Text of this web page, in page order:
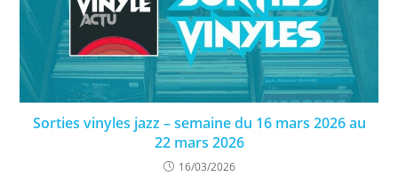
Sorties vinyles jazz – semaine du 16 mars 2026 au
22 mars 2026
16/03/2026